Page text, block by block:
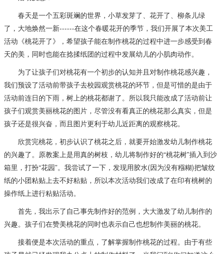
春天是一个五彩斑斓的世界，小草发芽了、花开了、柳条儿绿
了，大地焕然一新------在这个春暖花开的季节，我们开展了本次美工
活动《桃花开了》，希望孩子能在制作桃花的过程中进一步感受到春
天的美，同时也能在捻揉纸团的过程中发展幼儿的小肌肉动作。
为了让孩子们对桃花有一个初步的认知并且对制作桃花感兴趣，
我们预设了活动前带孩子去校园观赏桃花的环节，但是可惜的是由于
活动前连日的下雨，树上的桃花都谢了。所以我只能改成了活动前让
孩子们观赏美丽桃花的图片，尽管没有看真正的桃花那么真实，但是
孩子还是很兴奋，而且图片更利于幼儿近距离的观察桃花。
欣赏完桃花，初步认识了桃花之后，就要开始激发幼儿制作桃花
的兴趣了。原教案上是用真的树枝，幼儿将制作好的“桃花树”插入到沙
箱里，打扮“花园”。我尝试了一下，发现用胶水(因为没有糨糊)把皱纹
纸的小团粘贴上去不好粘贴，所以本次活动我们改成了在印有桃树的
操作纸上进行粘贴活动。
首先，我出示了自己事先制作好的范例，大大激发了幼儿制作的
兴趣。孩子们在赞美桃花的同时也表示自己也想制作美丽的桃花。
接着便是本次活动的重点，了解掌握制作桃花的过程。由于有些